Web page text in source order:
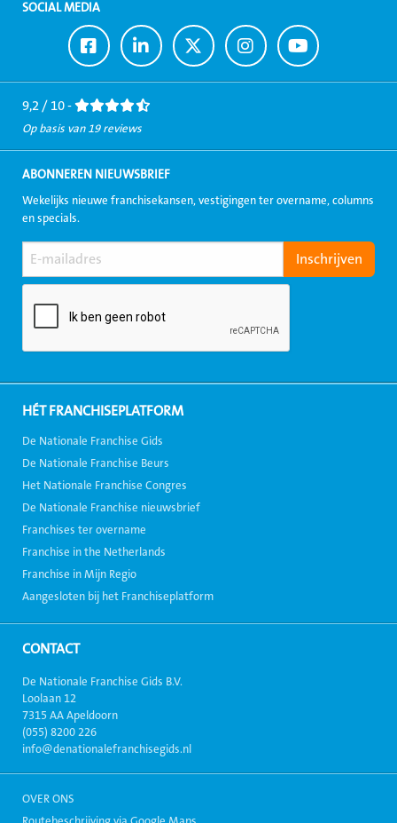
SOCIAL MEDIA
Ga
naar
Facebook
Ga
naar
LinkedIn
Ga
naar
Twitter
Ga
naar
Instagram
Ga
naar
Youtube
9,2 / 10 -
Op basis van 19 reviews
ABONNEREN NIEUWSBRIEF
Wekelijks nieuwe franchisekansen, vestigingen ter overname, columns
en specials.
HÉT FRANCHISEPLATFORM
De Nationale Franchise Gids
De Nationale Franchise Beurs
Het Nationale Franchise Congres
De Nationale Franchise nieuwsbrief
Franchises ter overname
Franchise in the Netherlands
Franchise in Mijn Regio
Aangesloten bij het Franchiseplatform
CONTACT
De Nationale Franchise Gids B.V.
Loolaan 12
7315 AA Apeldoorn
(055) 8200 226
info@denationalefranchisegids.nl
OVER ONS